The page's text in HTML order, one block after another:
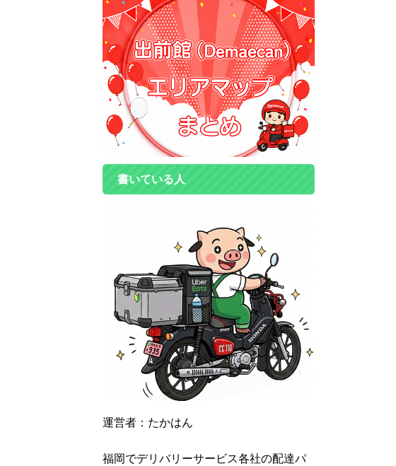
書いている人
運営者：たかはん
福岡でデリバリーサービス各社の配達パ